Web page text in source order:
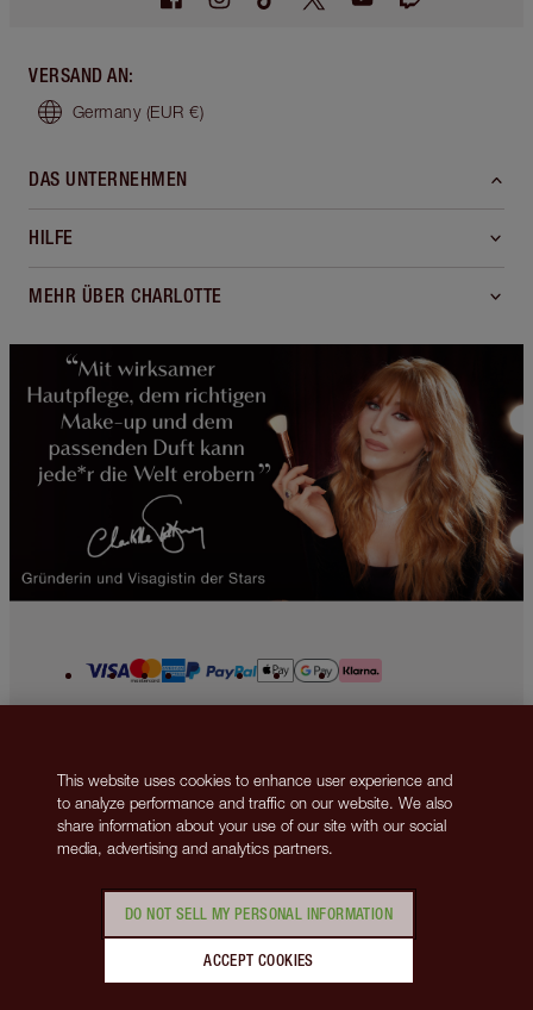
VERSAND AN:
Germany (EUR €)
DAS UNTERNEHMEN
HILFE
MEHR ÜBER CHARLOTTE
All rights reserved. Company number 08037372, registered in the United
Kingdom. Registered Office Address: 8 Surrey Street, London, United
Kingdom WC2R 2ND. VAT number: GB 144 0736 30. Responsible Person
Address: Ormond Building, 31-36 Ormond Quay Upper, Dublin 7, D07
N5YH, Ireland. Kontakt
Datenschutzrichtlinien
Cookie-Richtlinien
Allgemeine Geschäftsbedingungen
Die Website ist durch reCAPTCHA geschützt, und es gelten die
This website uses cookies to enhance user experience and
to analyze performance and traffic on our website. We also
share information about your use of our site with our social
media, advertising and analytics partners.
DO NOT SELL MY PERSONAL INFORMATION
ACCEPT COOKIES